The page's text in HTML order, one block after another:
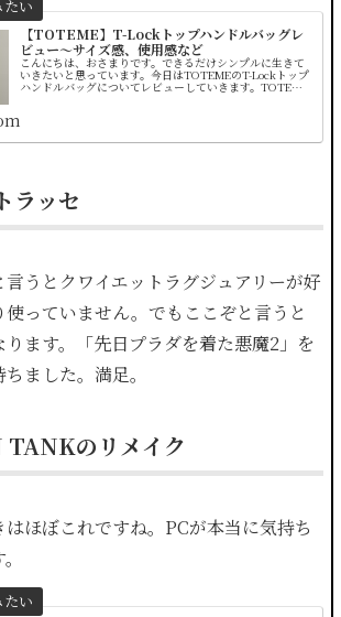
【TOTEME】T-Lockトップハンドルバッグレ
ビュー〜サイズ感、使用感など
こんにちは、おさまりです。できるだけシンプルに生きて
いきたいと思っています。今日はTOTEMEのT-Lockトップ
ハンドルバッグについてレビューしていきます。TOTEME
ラッセ
うとクワイエットラグジュアリーが好
っていません。でもここぞと言うと
ります。「先日プラダを着た悪魔2」を
ました。満足。
のリメイク
ほぼこれですね。PCが本当に気持ち